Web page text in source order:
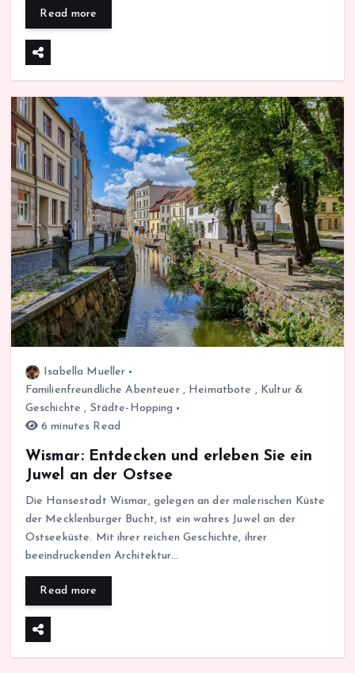
Read more
Isabella Mueller
Familienfreundliche Abenteuer, Heimatbote , Kultur &
Geschichte , Städte-Hopping
6 minutes Read
Wismar: Entdecken und erleben Sie ein
Juwel an der Ostsee
Die Hansestadt Wismar, gelegen an der malerischen Küste
der Mecklenburger Bucht, ist ein wahres Juwel an der
Ostseeküste. Mit ihrer reichen Geschichte, ihrer
beeindruckenden Architektur…
Read more